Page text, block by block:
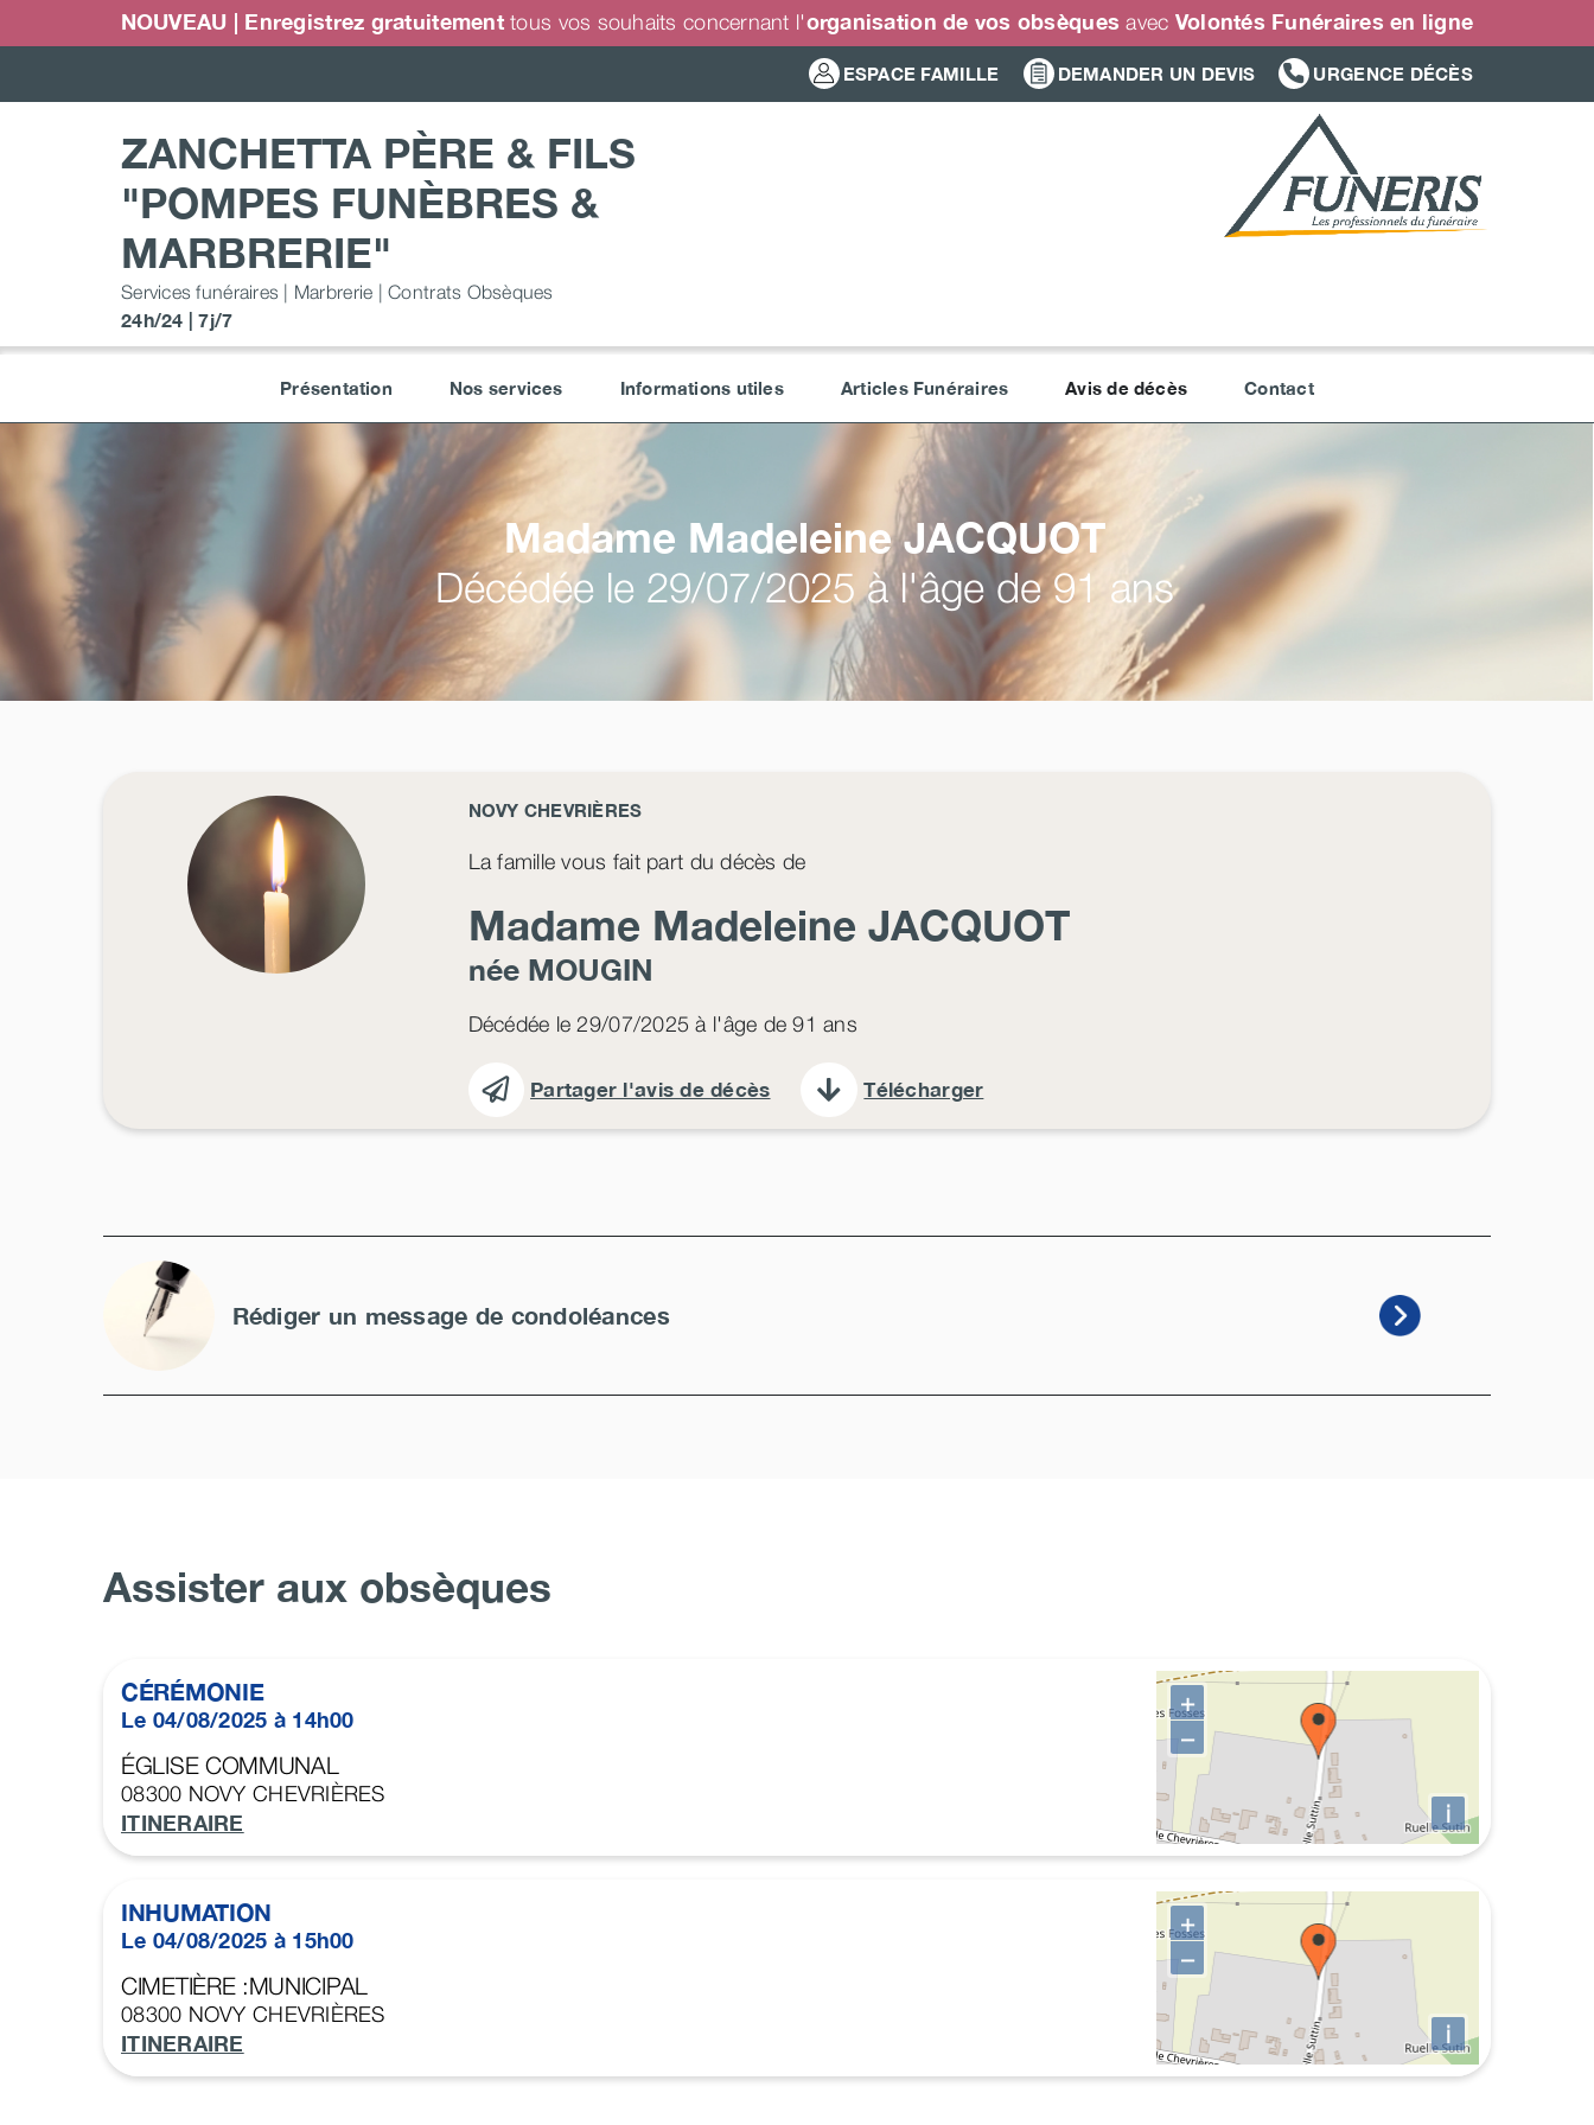
au
NOUVEAU | Enregistrez gratuitement tous vos souhaits concernant l'organisation de vos obsèques avec Volontés Funéraires en ligne
ESPACE FAMILLE DEMANDER UN DEVIS URGENCE DÉCÈS
ZANCHETTA PÈRE & FILS
"POMPES FUNÈBRES &
MARBRERIE"
Services funéraires | Marbrerie | Contrats Obsèques
24h/24 | 7j/7
Présentation Nos services Informations utiles Articles Funéraires Avis de décès Contact
Madame MadeleineJACQUOT
Décédée le 29/07/2025 à l'âge de 91 ans
NOVY CHEVRIÈRES
La famille vous fait part du décès de
Madame Madeleine JACQUOT
née MOUGIN
Décédée le 29/07/2025 à l'âge de 91 ans
Partager l'avis de décès Télécharger
Rédiger un message de condoléances
Assister aux obsèques
CÉRÉMONIE
Le 04/08/2025 à 14h00
ÉGLISE COMMUNAL
08300 NOVY CHEVRIÈRES
ITINERAIRE
+
−
i
INHUMATION
Le 04/08/2025 à 15h00
CIMETIÈRE :MUNICIPAL
08300 NOVY CHEVRIÈRES
ITINERAIRE
+
−
i